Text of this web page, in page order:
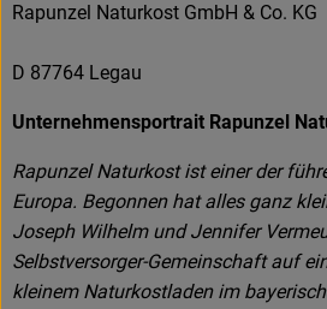
Rapunzel Naturkost GmbH & Co. KG
D 87764 Legau
Unternehmensportrait Rapunzel
Rapunzel Naturkost ist einer der
Europa. Begonnen hat alles ganz
Joseph Wilhelm und Jennifer
Selbstversorger-Gemeinschaft auf
kleinem Naturkostladen im